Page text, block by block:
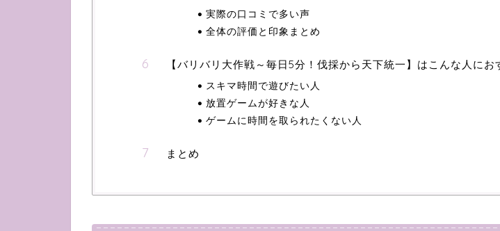
実際の口コミで多い声
全体の評価と印象まとめ
【バリバリ大作戦～毎日5分！伐採から天下統一】はこんな人にお
スキマ時間で遊びたい人
放置ゲームが好きな人
ゲームに時間を取られたくない人
まとめ